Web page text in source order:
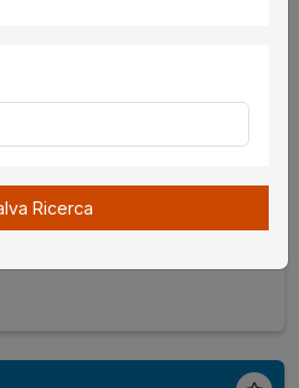
AQ, Italia ,
Unico
Ricerca